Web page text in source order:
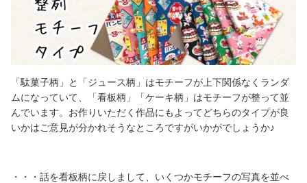
「駄菓子柄」と「ジュース柄」はモチーフが上下関係なくランダ
ムになっていて、「看板柄」「ケーキ柄」はモチーフが整って並
んでいます。お作りいただく作品にもよってどちらのタイプが良
いかはご意見が分かれそうなところですがいかがでしょうか♪
・・・話を看板柄に戻しまして、いくつかモチーフの写真を並べ